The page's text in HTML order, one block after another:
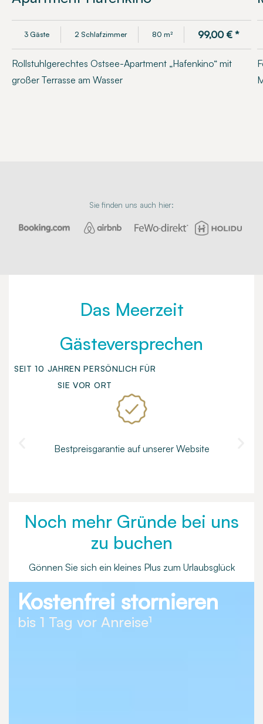
3 Gäste 2 Schlafzimmer 80 m² 99,00 € *
Rollstuhlgerechtes Ostsee-Apartment „Hafenkino“ mit
großer Terrasse am Wasser
Sie finden uns auch hier:
Das Meerzeit
Gästeversprechen
SEIT 10 JAHREN PERSÖNLICH FÜR
SIE VOR ORT
Bestpreisgarantie auf unserer Website
Noch mehr Gründe bei uns
zu buchen
Gönnen Sie sich ein kleines Plus zum Urlaubsglück
Kostenfrei stornieren
bis 1 Tag vor Anreise¹